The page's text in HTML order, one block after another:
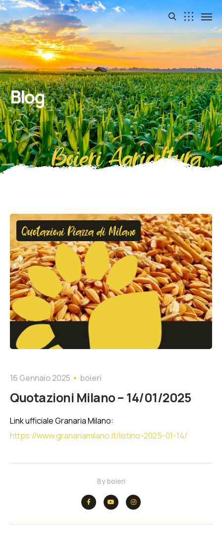
Blog
Boieri Agricoltura
Quotazioni Piazza di Milano
16 Gennaio 2025 boieri
Quotazioni Milano – 14/01/2025
Link ufficiale Granaria Milano:
https://www.granariamilano.it/listino-2025-01-14/
Byboieri